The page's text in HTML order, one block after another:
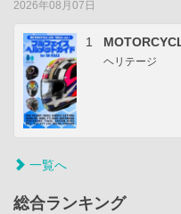
2026年08月07日
1
ヘリテージ
一覧へ
総合ランキング